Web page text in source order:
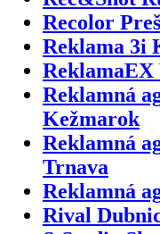
Recolor
Reklama 3i
Reklamná
Kežmarok
Reklamná
Trnava
Reklamná
Rival